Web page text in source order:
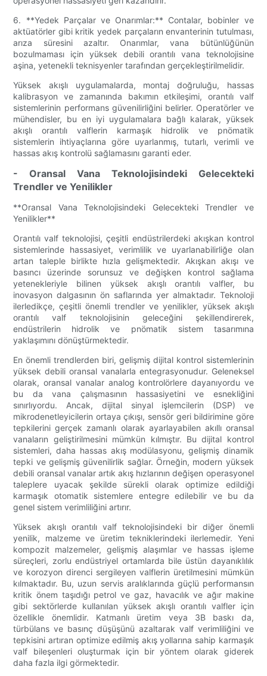
6. **Yedek Parçalar ve Onarımlar:** Contalar, bobinler ve
aktüatörler gibi kritik yedek parçaların envanterinin tutulması,
arıza süresini azaltır. Onarımlar, vana bütünlüğünün
bozulmaması için yüksek debili orantılı vana teknolojisine
aşina, yetenekli teknisyenler tarafından gerçekleştirilmelidir.
Yüksek akışlı uygulamalarda, montaj doğruluğu, hassas
kalibrasyon ve zamanında bakımın etkileşimi, orantılı valf
sistemlerinin performans güvenilirliğini belirler. Operatörler ve
mühendisler, bu en iyi uygulamalara bağlı kalarak, yüksek
akışlı orantılı valflerin karmaşık hidrolik ve pnömatik
sistemlerin ihtiyaçlarına göre uyarlanmış, tutarlı, verimli ve
hassas akış kontrolü sağlamasını garanti eder.
- Oransal Vana Teknolojisindeki Gelecekteki
Trendler ve Yenilikler
**Oransal Vana Teknolojisindeki Gelecekteki Trendler ve
Yenilikler**
Orantılı valf teknolojisi, çeşitli endüstrilerdeki akışkan kontrol
sistemlerinde hassasiyet, verimlilik ve uyarlanabilirliğe olan
artan taleple birlikte hızla gelişmektedir. Akışkan akışı ve
basıncı üzerinde sorunsuz ve değişken kontrol sağlama
yetenekleriyle bilinen yüksek akışlı orantılı valfler, bu
inovasyon dalgasının ön saflarında yer almaktadır. Teknoloji
ilerledikçe, çeşitli önemli trendler ve yenilikler, yüksek akışlı
orantılı valf teknolojisinin geleceğini şekillendirerek,
endüstrilerin hidrolik ve pnömatik sistem tasarımına
yaklaşımını dönüştürmektedir.
En önemli trendlerden biri, gelişmiş dijital kontrol sistemlerinin
yüksek debili oransal vanalarla entegrasyonudur. Geleneksel
olarak, oransal vanalar analog kontrolörlere dayanıyordu ve
bu da vana çalışmasının hassasiyetini ve esnekliğini
sınırlıyordu. Ancak, dijital sinyal işlemcilerin (DSP) ve
mikrodenetleyicilerin ortaya çıkışı, sensör geri bildirimine göre
tepkilerini gerçek zamanlı olarak ayarlayabilen akıllı oransal
vanaların geliştirilmesini mümkün kılmıştır. Bu dijital kontrol
sistemleri, daha hassas akış modülasyonu, gelişmiş dinamik
tepki ve gelişmiş güvenilirlik sağlar. Örneğin, modern yüksek
debili oransal vanalar artık akış hızlarının değişen operasyonel
taleplere uyacak şekilde sürekli olarak optimize edildiği
karmaşık otomatik sistemlere entegre edilebilir ve bu da
genel sistem verimliliğini artırır.
Yüksek akışlı orantılı valf teknolojisindeki bir diğer önemli
yenilik, malzeme ve üretim tekniklerindeki ilerlemedir. Yeni
kompozit malzemeler, gelişmiş alaşımlar ve hassas işleme
süreçleri, zorlu endüstriyel ortamlarda bile üstün dayanıklılık
ve korozyon direnci sergileyen valflerin üretilmesini mümkün
kılmaktadır. Bu, uzun servis aralıklarında güçlü performansın
kritik önem taşıdığı petrol ve gaz, havacılık ve ağır makine
gibi sektörlerde kullanılan yüksek akışlı orantılı valfler için
özellikle önemlidir. Katmanlı üretim veya 3B baskı da,
türbülans ve basınç düşüşünü azaltarak valf verimliliğini ve
tepkisini artıran optimize edilmiş akış yollarına sahip karmaşık
valf bileşenleri oluşturmak için bir yöntem olarak giderek
daha fazla ilgi görmektedir.